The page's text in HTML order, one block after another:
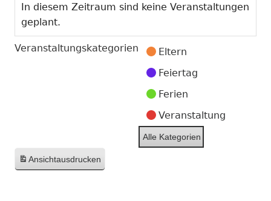
In diesem Zeitraum sind keine Veranstaltungen
geplant.
Veranstaltungskategorien
Eltern
Feiertag
Ferien
Veranstaltung
Alle Kategorien
Ansichtausdrucken